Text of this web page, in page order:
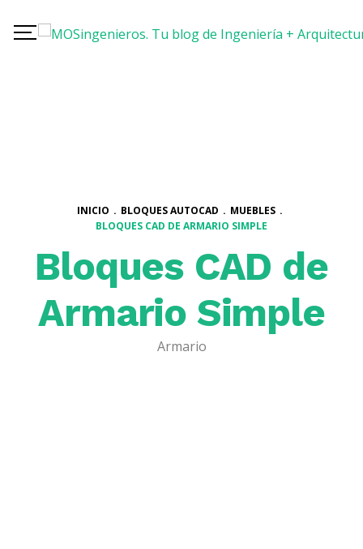
INICIO . BLOQUES AUTOCAD . MUEBLES .
BLOQUES CAD DE ARMARIO SIMPLE
Bloques CAD de
Armario Simple
Armario